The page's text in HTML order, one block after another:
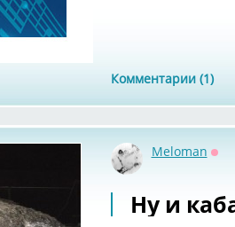
Комментарии (1)
Meloman
Ну и